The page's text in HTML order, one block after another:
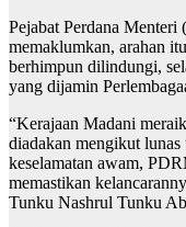
Pejabat Perdana
memaklumkan, arahan
berhimpun dilindungi,
yang dijamin
“Kerajaan Madani
diadakan mengikut
keselamatan awam,
memastikan
Tunku Nashrul Tunku